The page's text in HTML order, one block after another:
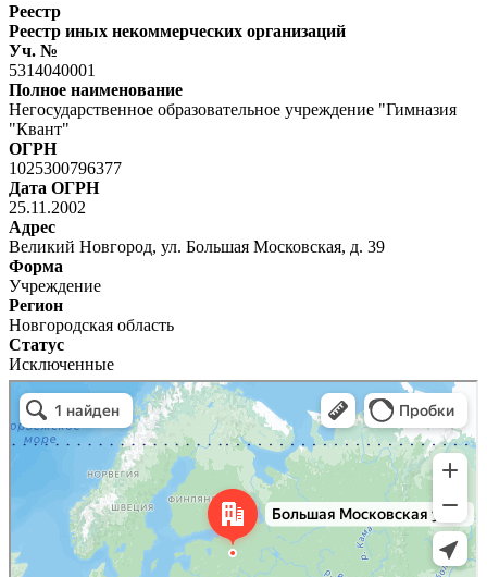
Реестр
Реестр иных некоммерческих организаций
Уч. №
5314040001
Полное наименование
Негосударственное образовательное учреждение "Гимназия
"Квант"
ОГРН
1025300796377
Дата ОГРН
25.11.2002
Адрес
Великий Новгород, ул. Большая Московская, д. 39
Форма
Учреждение
Регион
Новгородская область
Статус
Исключенные